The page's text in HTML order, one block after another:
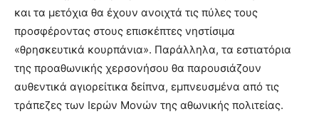
και τα μετόχια θα έχουν ανοιχτά τις πύλες τους
προσφέροντας στους επισκέπτες νηστίσιμα
«θρησκευτικά κουρπάνια». Παράλληλα, τα εστιατόρια
της προαθωνικής χερσονήσου θα παρουσιάζουν
αυθεντικά αγιορείτικα δείπνα, εμπνευσμένα από τις
τράπεζες των Ιερών Μονών της αθωνικής πολιτείας.